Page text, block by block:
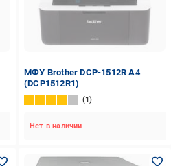
МФУ Brother DCP-1512R А4
(DCP1512R1)
1
Нет в наличии